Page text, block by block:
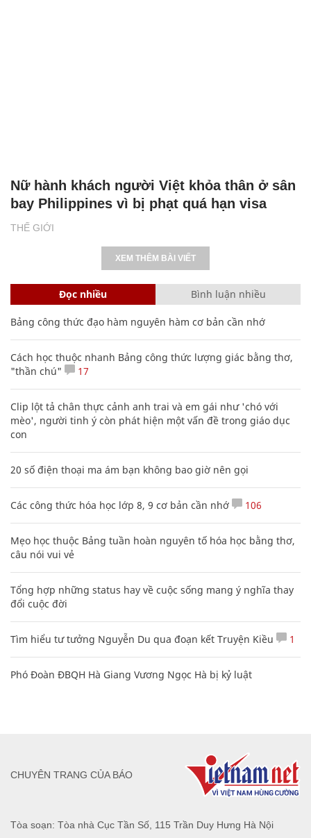
THẾ GIỚI
Nữ hành khách người Việt khỏa thân ở sân
bay Philippines vì bị phạt quá hạn visa
XEM THÊM BÀI VIẾT
Đọc nhiều Bình luận nhiều
Bảng công thức đạo hàm nguyên hàm cơ bản cần nhớ
Cách học thuộc nhanh Bảng công thức lượng giác bằng thơ,
"thần chú"
17
Clip lột tả chân thực cảnh anh trai và em gái như 'chó với
mèo', người tinh ý còn phát hiện một vấn đề trong giáo dục
con
20 số điện thoại ma ám bạn không bao giờ nên gọi
Các công thức hóa học lớp 8, 9 cơ bản cần nhớ 106
Mẹo học thuộc Bảng tuần hoàn nguyên tố hóa học bằng thơ,
câu nói vui vẻ
Tổng hợp những status hay về cuộc sống mang ý nghĩa thay
đổi cuộc đời
Tìm hiểu tư tưởng Nguyễn Du qua đoạn kết Truyện Kiều 1
Phó Đoàn ĐBQH Hà Giang Vương Ngọc Hà bị kỷ luật
Tòa soạn: Tòa nhà Cục Tần Số, 115 Trần Duy Hưng Hà Nội
CHUYÊN TRANG CỦA BÁO